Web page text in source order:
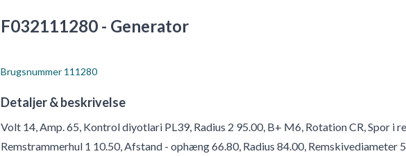
F032111280 - Generator
Brugsnummer 111280
Detaljer & beskrivelse
Volt 14, Amp. 65, Kontrol diyotlari PL39, Radius 2 95.00, B+ M6, Rotation CR, Spor i
Remstrammerhul 1 10.50, Afstand - ophæng 66.80, Radius 84.00, Remskivediameter